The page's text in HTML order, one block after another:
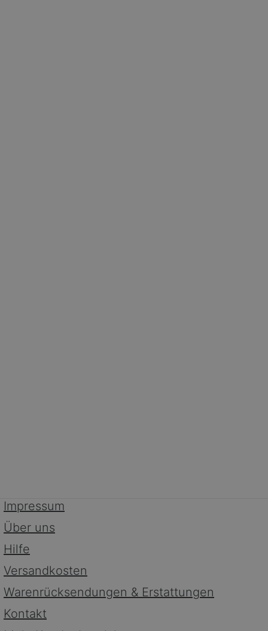
Impressum
Über uns
Hilfe
Versandkosten
Warenrücksendungen & Erstattungen
Kontakt